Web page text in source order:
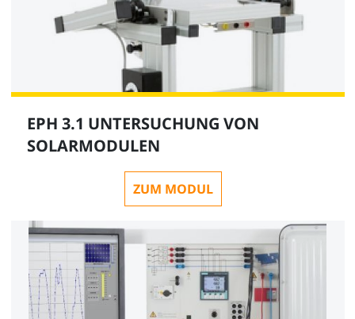
EPH 3.1 UNTERSUCHUNG VON
SOLARMODULEN
ZUM MODUL